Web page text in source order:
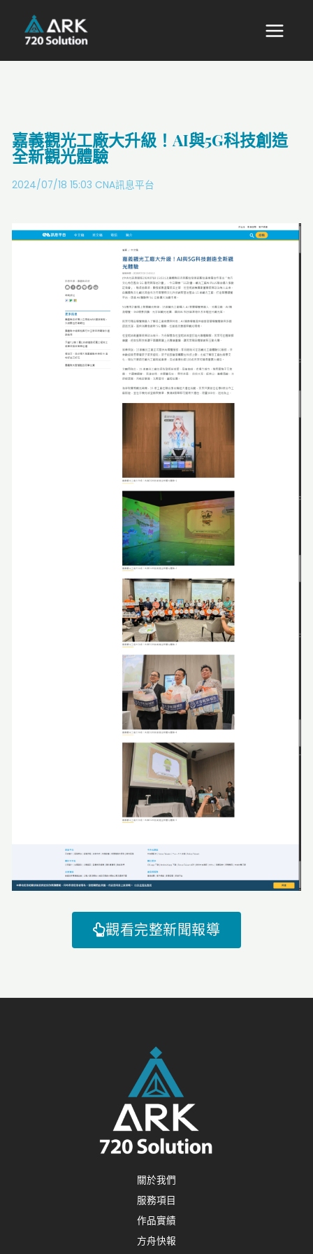
嘉義觀光工廠大升級！AI與5G科技創造
全新觀光體驗
2024/07/18 15:03 CNA訊息平台
觀看完整新聞報導
關於我們
服務項目
作品實績
方舟快報